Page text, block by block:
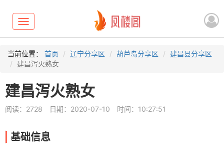
Toggle
navigation
当前位置： 首页 辽宁分享区 葫芦岛分享区
建昌县分享区
建昌泻火熟女
建昌泻火熟女
阅读：2728 日期：2020-07-10 时间：10:27:51
基础信息